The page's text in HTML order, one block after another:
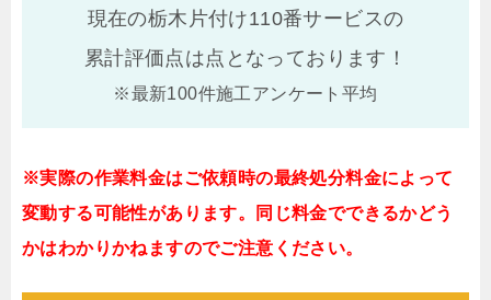
現在の栃木片付け110番サービスの
累計評価点は点となっております！
※最新100件施工アンケート平均
※実際の作業料金はご依頼時の最終処分料金によって
変動する可能性があります。同じ料金でできるかどう
かはわかりかねますのでご注意ください。